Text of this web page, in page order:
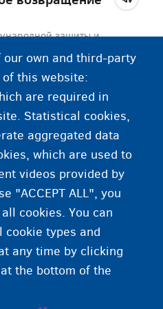
защиты и
в стране лица могут в
вернуться в свою
Fedasil - это агентство,
людям: они получат
и необходимую поддержку по
our own and third-party
this website:
are required in
Statistical cookies,
aggregated data
which are used to
videos provided by
"ACCEPT ALL", you
cookies. You can
cookie types and
any time by clicking
the bottom of the